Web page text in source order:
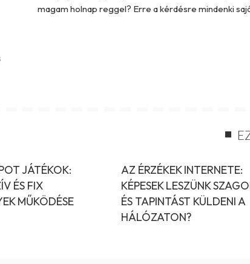
magam holnap reggel? Erre a kérdésre mindenki
JÁTÉKOK:
ÉS FIX
MŰKÖDÉSE
AZ ÉRZÉKEK INTERNETE:
KÉPESEK LESZÜNK
ÉS TAPINTÁST KÜLDENI A
HÁLÓZATON?